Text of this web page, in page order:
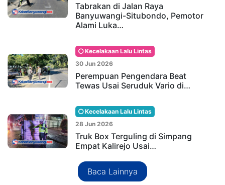
Tabrakan di Jalan Raya
Banyuwangi-Situbondo, Pemotor
Alami Luka…
Kecelakaan Lalu Lintas
30 Jun 2026
Perempuan Pengendara Beat
Tewas Usai Seruduk Vario di…
Kecelakaan Lalu Lintas
28 Jun 2026
Truk Box Terguling di Simpang
Empat Kalirejo Usai…
Baca Lainnya